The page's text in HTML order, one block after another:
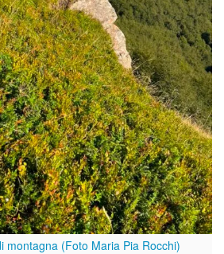
montagna (Foto Maria Pia Rocchi)